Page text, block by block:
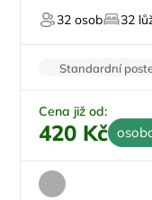
32 osob 32
Standardní
Nekuřácký
Cena již od:
420 Kč